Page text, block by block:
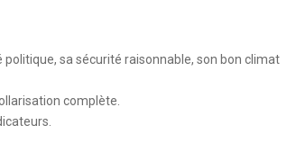
politique, sa sécurité raisonnable, son bon climat
complète.